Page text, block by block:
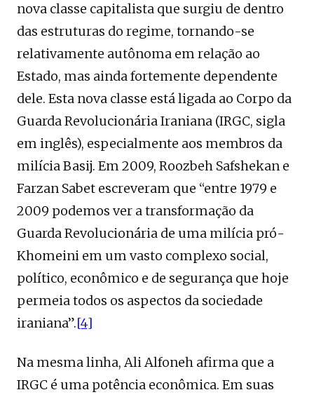
nova classe capitalista que surgiu de dentro
das estruturas do regime, tornando-se
relativamente autônoma em relação ao
Estado, mas ainda fortemente dependente
dele. Esta nova classe está ligada ao Corpo da
Guarda Revolucionária Iraniana (IRGC, sigla
em inglês), especialmente aos membros da
milícia Basij. Em 2009, Roozbeh Safshekan e
Farzan Sabet escreveram que “entre 1979 e
2009 podemos ver a transformação da
Guarda Revolucionária de uma milícia pró-
Khomeini em um vasto complexo social,
político, econômico e de segurança que hoje
permeia todos os aspectos da sociedade
iraniana”.[4]
Na mesma linha, Ali Alfoneh afirma que a
IRGC é uma potência econômica. Em suas